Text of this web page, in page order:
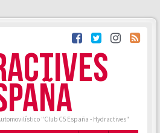
"Club C5 España - Hydractives"